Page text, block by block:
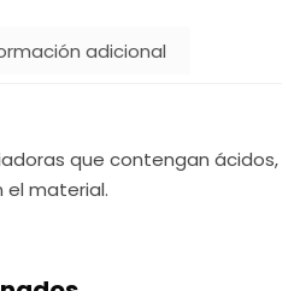
adicional
que contengan ácidos,
material.